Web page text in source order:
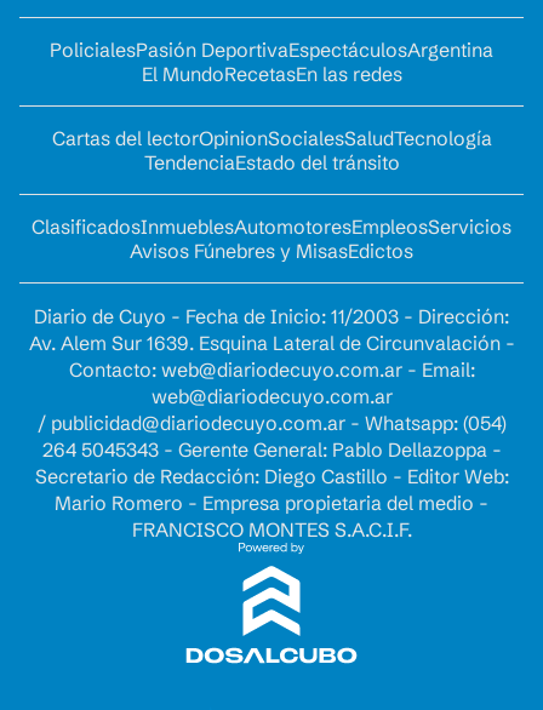
PolicialesPasión DeportivaEspectáculosArgentina
El MundoRecetasEn las redes
Cartas del lectorOpinionSocialesSaludTecnología
TendenciaEstado del tránsito
ClasificadosInmueblesAutomotoresEmpleosServicios
Avisos Fúnebres y MisasEdictos
Diario de Cuyo - Fecha de Inicio: 11/2003 - Dirección:
Av. Alem Sur 1639. Esquina Lateral de Circunvalación -
Contacto: web@diariodecuyo.com.ar- Email:
web@diariodecuyo.com.ar
/ publicidad@diariodecuyo.com.ar- Whatsapp: (054)
264 5045343 - Gerente General: Pablo Dellazoppa -
Secretario de Redacción: Diego Castillo - Editor Web:
Mario Romero - Empresa propietaria del medio -
FRANCISCO MONTES S.A.C.I.F.